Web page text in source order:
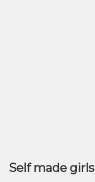
Self made girls